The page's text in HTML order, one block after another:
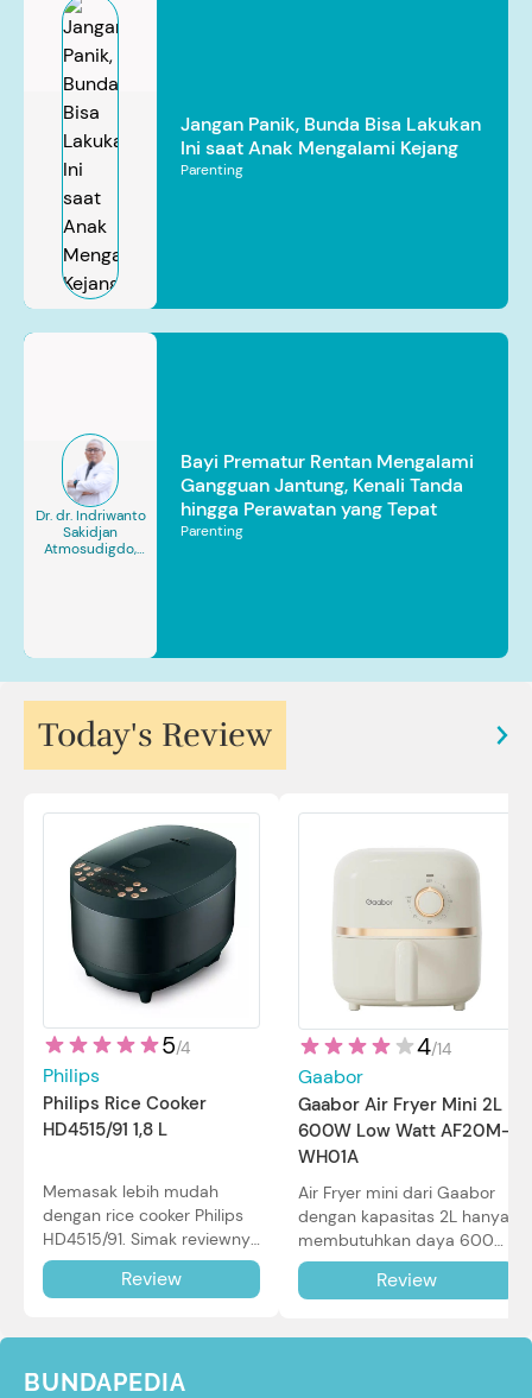
Jangan Panik, Bunda Bisa Lakukan
Ini saat Anak Mengalami Kejang
Parenting
Dr. dr. Indriwanto
Sakidjan
Atmosudigdo,
Bayi Prematur Rentan Mengalami
Gangguan Jantung, Kenali Tanda
hingga Perawatan yang Tepat
Parenting
Today's Review
5/4
Philips
Philips Rice Cooker
HD4515/91 1,8 L
Memasak lebih mudah
dengan rice cooker Philips
HD4515/91. Simak reviewnya
di sini.
Review
4/14
Gaabor
Gaabor Air Fryer Mini 2L
600W Low Watt AF20M-
WH01A
Air Fryer mini dari Gaabor
dengan kapasitas 2L hanya
membutuhkan daya 600W
dalam pemakaian. Simak
review selengkapnya di sini.
Review
BUNDAPEDIA